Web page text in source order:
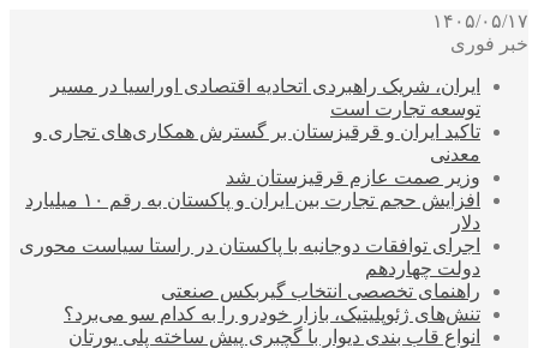
۱۴۰۵/۰۵/۱۷
خبر فوری
ایران، شریک راهبردی اتحادیه اقتصادی اوراسیا در مسیر
توسعه تجارت است
تاکید ایران و قرقیزستان بر گسترش همکاری‌های تجاری و
معدنی
وزیر صمت عازم قرقیزستان شد
افزایش حجم تجارت بین ایران و پاکستان به رقم ۱۰ میلیارد
دلار
اجرای توافقات دوجانبه با پاکستان در راستا سیاست محوری
دولت چهاردهم
راهنمای تخصصی انتخاب گیربکس صنعتی
تنش‌های ژئوپلیتیک، بازار خودرو را به کدام سو می‌برد؟
انواع قاب بندی دیوار با گچبری پیش ساخته پلی یورتان